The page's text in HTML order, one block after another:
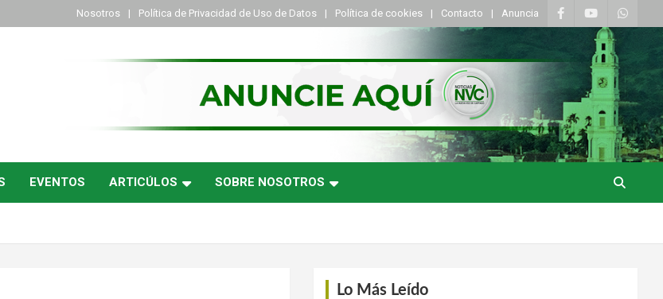
Nosotros Política de Privacidad de Uso de Datos Política de cookies Contacto Anuncia
EVENTOS ARTICÚLOS SOBRE NOSOTROS
Lo Más Leído